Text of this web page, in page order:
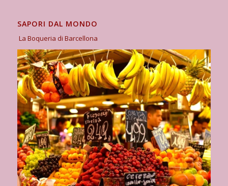
SAPORI DAL MONDO
La Boqueria di Barcellona